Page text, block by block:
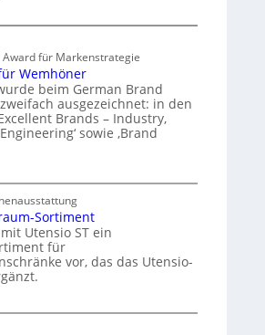
G
s
c
h
ä
f
j
a
h
r
für Markenstrategie
Wemhöner
beim German Brand
ausgezeichnet: in den
Brands – Industry,
sowie ‚Brand
Sortiment
Utensio ST ein
für
vor, das das Utensio-